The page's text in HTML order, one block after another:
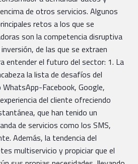
de otros servicios. Algunos
retos a los que se
son la competencia disruptiva
de las que se extraen
entender el futuro del sector: 1. La
la lista de desafíos del
Facebook, Google,
del cliente ofreciendo
que han tenido un
de servicios como los SMS,
Además, la tendencia del
multiservicio y propiciar que el